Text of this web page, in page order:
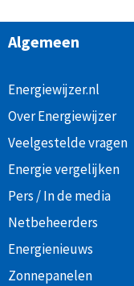
Algemeen
Energiewijzer.nl
Over Energiewijzer
Veelgestelde vragen
Energie vergelijken
Pers / In de media
Netbeheerders
Energienieuws
Zonnepanelen